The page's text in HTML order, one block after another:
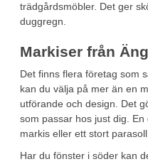
trädgårdsmöbler. Det ger
duggregn.
Markiser från
Det finns flera företag som
kan du välja på mer än en
utförande och design. Det
som passar hos just dig.
markis eller ett stort
Har du fönster i söder kan